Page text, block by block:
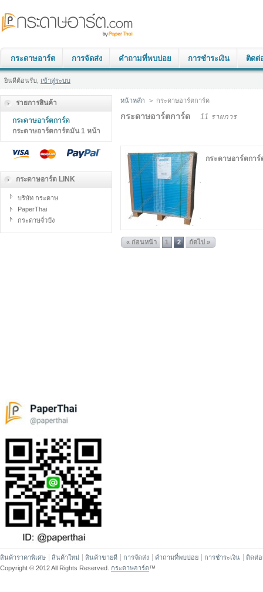
กระดาษอาร์ต การจัดส่ง คำถามที่พบบ่อย การชำระเงิน ติดต่
ยินดีต้อนรับ, เข้าสู่ระบบ
รายการสินค้า
กระดาษอาร์ตการ์ด
กระดาษอาร์ตการ์ดมัน 1 หน้า
กระดาษอาร์ต LINK
บริษัท กระดาษ
PaperThai
กระดาษจั่วปัง
หน้าหลัก > กระดาษอาร์ตการ์ด
กระดาษอาร์ตการ์ด 11 รายการ
กระดาษอาร์ตกา
« ก่อนหน้า 1 2 ถัดไป »
สินค้าราคาพิเศษ สินค้าใหม่ สินค้าขายดี การจัดส่ง คำถามที่พบบ่อย การชำระเงิน
ติดต่อ
Copyright © 2012 All Rights Reserved. กระดาษอาร์ต™